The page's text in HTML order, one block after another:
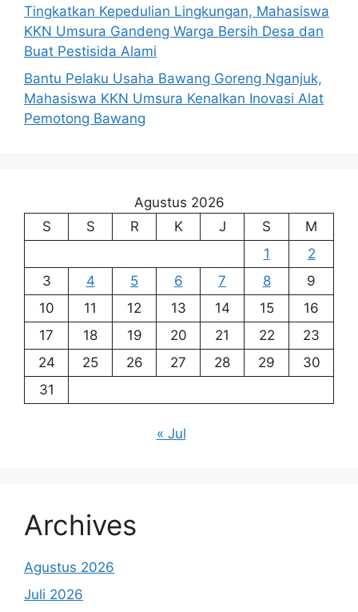
Tingkatkan Kepedulian Lingkungan, Mahasiswa
KKN Umsura Gandeng Warga Bersih Desa dan
Buat Pestisida Alami
Bantu Pelaku Usaha Bawang Goreng Nganjuk,
Mahasiswa KKN Umsura Kenalkan Inovasi Alat
Pemotong Bawang
Agustus 2026
S
S R K J S
M
1
2
3
4 5 6 7 8
9
10
11 12 13 14 15
16
17
18 19 20 21 22
23
24
25 26 27 28 29
30
31
« Jul
Archives
Agustus 2026
Juli 2026